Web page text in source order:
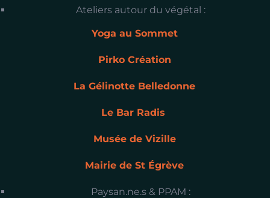
Ateliers autour du végétal :
Yoga au Sommet
Pirko Création
La Gélinotte Belledonne
Le Bar Radis
Musée de Vizille
Mairie de St Égrève
Paysan.ne.s & PPAM :